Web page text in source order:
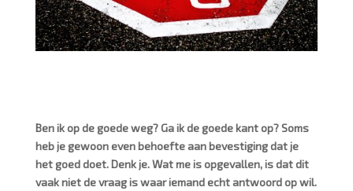
Ben ik op de goede weg? Ga ik de goede kant op? Soms
heb je gewoon even behoefte aan bevestiging dat je
het goed doet. Denk je. Wat me is opgevallen, is dat dit
vaak niet de vraag is waar iemand echt antwoord op wil.